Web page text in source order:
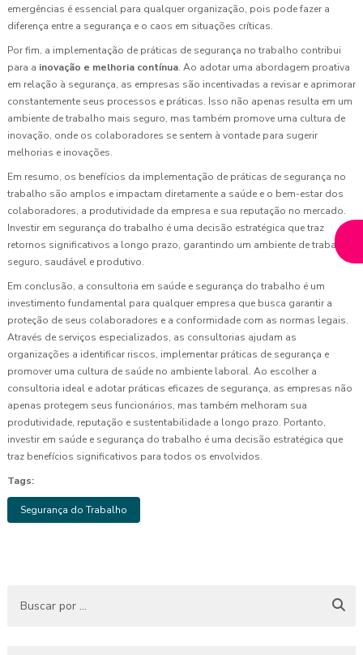
emergências é essencial para qualquer organização, pois pode fazer a
diferença entre a segurança e o caos em situações críticas.
Por fim, a implementação de práticas de segurança no trabalho contribui
para a inovação e melhoria contínua. Ao adotar uma abordagem proativa
em relação à segurança, as empresas são incentivadas a revisar e aprimorar
constantemente seus processos e práticas. Isso não apenas resulta em um
ambiente de trabalho mais seguro, mas também promove uma cultura de
inovação, onde os colaboradores se sentem à vontade para sugerir
melhorias e inovações.
Em resumo, os benefícios da implementação de práticas de segurança no
trabalho são amplos e impactam diretamente a saúde e o bem-estar dos
colaboradores, a produtividade da empresa e sua reputação no mercado.
Investir em segurança do trabalho é uma decisão estratégica que traz
retornos significativos a longo prazo, garantindo um ambiente de trabalho
seguro, saudável e produtivo.
Em conclusão, a consultoria em saúde e segurança do trabalho é um
investimento fundamental para qualquer empresa que busca garantir a
proteção de seus colaboradores e a conformidade com as normas legais.
Através de serviços especializados, as consultorias ajudam as
organizações a identificar riscos, implementar práticas de segurança e
promover uma cultura de saúde no ambiente laboral. Ao escolher a
consultoria ideal e adotar práticas eficazes de segurança, as empresas não
apenas protegem seus funcionários, mas também melhoram sua
produtividade, reputação e sustentabilidade a longo prazo. Portanto,
investir em saúde e segurança do trabalho é uma decisão estratégica que
traz benefícios significativos para todos os envolvidos.
Tags:
Segurança do Trabalho